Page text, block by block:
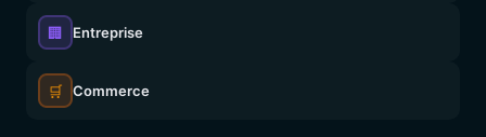
🏢 Entreprise
🛒 Commerce